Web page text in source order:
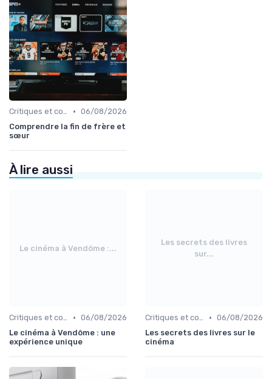
Critiques et coups de cœur • 06/08/2026
Comprendre la fin de frère et
sœur
À lire aussi
Le cinéma à Vendôme :...
Critiques et coups de cœur • 06/08/2026
Le cinéma à Vendôme : une
expérience unique
Les secrets des livres
sur...
Critiques et coups de cœur • 06/08/2026
Les secrets des livres sur le
cinéma